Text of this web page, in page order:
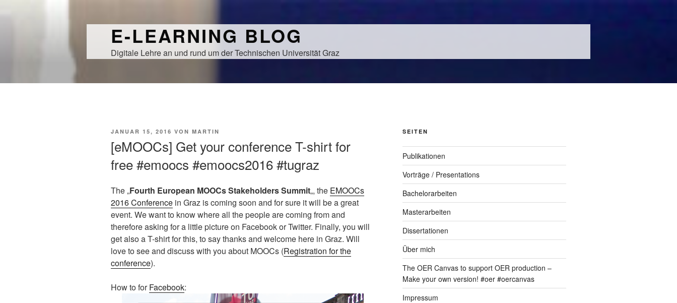
Inhalt
E-LEARNING BLOG
Digitale Lehre an und rund um der Technischen Universität Graz
VERÖFFENTLICHT
JANUAR 15, 2016 VON MARTIN
[eMOOCs] Get your conference T-shirt for
free #emoocs #emoocs2016 #tugraz
The „Fourth European MOOCs Stakeholders Summit„, the EMOOCs
2016 Conference in Graz is coming soon and for sure it will be a great
event. We want to know where all the people are coming from and
therefore asking for a little picture on Facebook or Twitter. Finally, you will
get also a T-shirt for this, to say thanks and welcome here in Graz. Will
love to see and discuss with you about MOOCs (Registration for the
conference).
How to forFacebook:
SEITEN
Publikationen
Vorträge / Presentations
Bachelorarbeiten
Masterarbeiten
Dissertationen
Über mich
The OER Canvas to support OER production –
Make your own version! #oer #oercanvas
Impressum